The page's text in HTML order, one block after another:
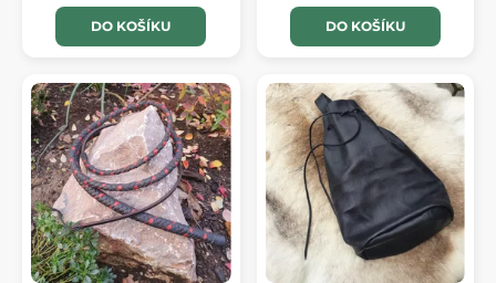
DO KOŠÍKU DO KOŠÍKU